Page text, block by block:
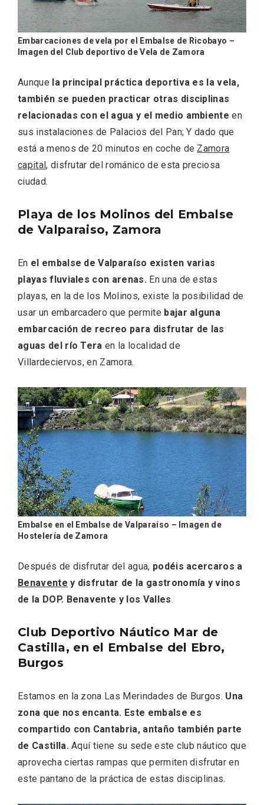
Embarcaciones de vela por el Embalse de Ricobayo –
Imagen del Club deportivo de Vela de Zamora
Aunque la principal práctica deportiva es la vela,
también se pueden practicar otras disciplinas
relacionadas con el agua y el medio ambiente en
sus instalaciones de Palacios del Pan; Y dado que
está a menos de 20 minutos en coche de Zamora
capital, disfrutar del románico de esta preciosa
ciudad.
Playa de los Molinos del Embalse
de Valparaiso, Zamora
En el embalse de Valparaíso existen varias
playas fluviales con arenas.En una de estas
playas, en la de los Molinos, existe la posibilidad de
usar un embarcadero que permite bajar alguna
embarcación de recreo para disfrutar de las
aguas del río Tera en la localidad de
Villardeciervos, en Zamora.
Embalse en el Embalse de Valparaíso – Imagen de
Hostelería de Zamora
Después de disfrutar del agua, podéis acercaros a
Benavente y disfrutar de la gastronomía y vinos
de la DOP. Benavente y los Valles.
Club Deportivo Náutico Mar de
Castilla, en el Embalse del Ebro,
Burgos
Estamos en la zona Las Merindades de Burgos. Una
zona que nos encanta. Este embalse es
compartido con Cantabria, antaño también parte
de Castilla. Aquí tiene su sede este club náutico que
aprovecha ciertas rampas que permiten disfrutar en
este pantano de la práctica de estas disciplinas.
IGP Morcilla de Burgos triunfó en el
Salón Gourmet 2026
Disfrutar de la Semana Santa en Rueda
en 2026
Semana Santa en la Ribera del Duero
2026